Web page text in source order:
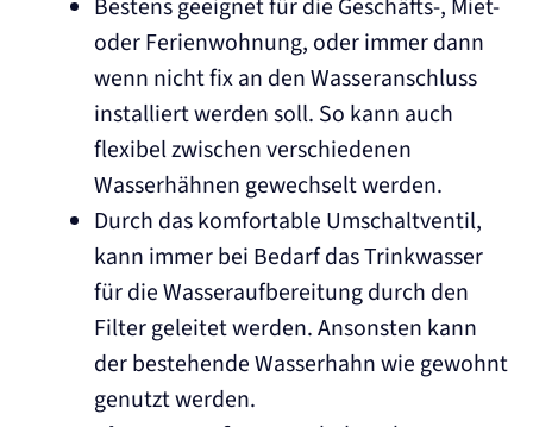
Bestens geeignet für die Geschäfts-, Miet-
oder Ferienwohnung, oder immer dann
wenn nicht fix an den Wasseranschluss
installiert werden soll. So kann auch
flexibel zwischen verschiedenen
Wasserhähnen gewechselt werden.
Durch das komfortable Umschaltventil,
kann immer bei Bedarf das Trinkwasser
für die Wasseraufbereitung durch den
Filter geleitet werden. Ansonsten kann
der bestehende Wasserhahn wie gewohnt
genutzt werden.